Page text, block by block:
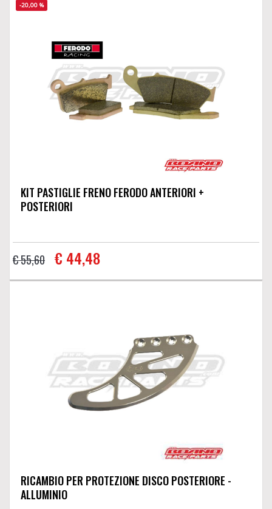
-20,00 %
KIT PASTIGLIE FRENO FERODO ANTERIORI +
POSTERIORI
€ 55,60 € 44,48
RICAMBIO PER PROTEZIONE DISCO POSTERIORE -
ALLUMINIO